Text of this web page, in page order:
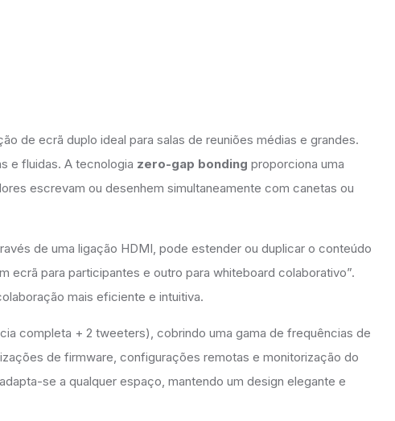
de ecrã duplo ideal para salas de reuniões médias e grandes.
e fluidas. A tecnologia zero-gap bonding proporciona uma
escrevam ou desenhem simultaneamente com canetas ou
de uma ligação HDMI, pode estender ou duplicar o conteúdo
ecrã para participantes e outro para whiteboard colaborativo”.
mais eficiente e intuitiva.
completa + 2 tweeters), cobrindo uma gama de frequências de
de firmware, configurações remotas e monitorização do
se a qualquer espaço, mantendo um design elegante e